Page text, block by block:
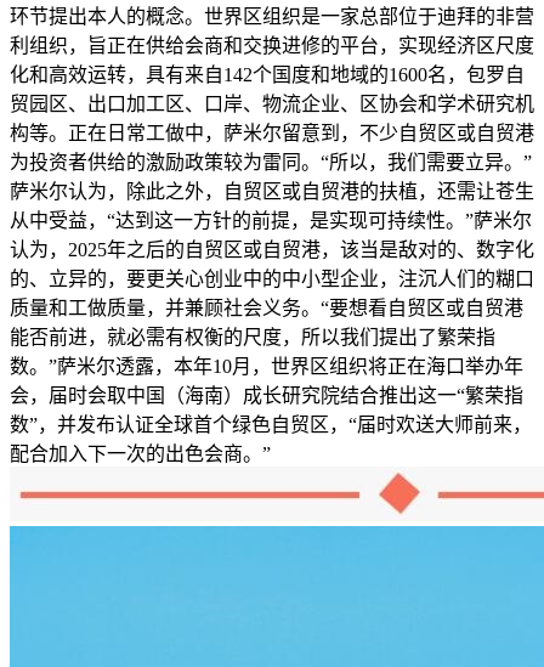
环节提出本人的概念。世界区组织是一家总部位于迪拜的非营
利组织，旨正在供给会商和交换进修的平台，实现经济区尺度
化和高效运转，具有来自142个国度和地域的1600名，包罗自
贸园区、出口加工区、口岸、物流企业、区协会和学术研究机
构等。正在日常工做中，萨米尔留意到，不少自贸区或自贸港
为投资者供给的激励政策较为雷同。“所以，我们需要立异。”
萨米尔认为，除此之外，自贸区或自贸港的扶植，还需让苍生
从中受益，“达到这一方针的前提，是实现可持续性。”萨米尔
认为，2025年之后的自贸区或自贸港，该当是敌对的、数字化
的、立异的，要更关心创业中的中小型企业，注沉人们的糊口
质量和工做质量，并兼顾社会义务。“要想看自贸区或自贸港
能否前进，就必需有权衡的尺度，所以我们提出了繁荣指
数。”萨米尔透露，本年10月，世界区组织将正在海口举办年
会，届时会取中国（海南）成长研究院结合推出这一“繁荣指
数”，并发布认证全球首个绿色自贸区，“届时欢送大师前来，
配合加入下一次的出色会商。”